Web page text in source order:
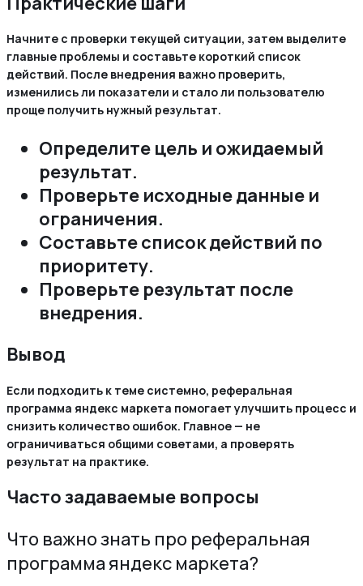
Начните с проверки текущей ситуации, затем выделите
главные проблемы и составьте короткий список
действий. После внедрения важно проверить,
изменились ли показатели и стало ли пользователю
проще получить нужный результат.
Определите цель и ожидаемый
результат.
Проверьте исходные данные и
ограничения.
Составьте список действий по
приоритету.
Проверьте результат после
внедрения.
Вывод
Если подходить к теме системно, реферальная
программа яндекс маркета помогает улучшить процесс и
снизить количество ошибок. Главное — не
ограничиваться общими советами, а проверять
результат на практике.
Часто задаваемые вопросы
Что важно знать про реферальная
программа яндекс маркета?